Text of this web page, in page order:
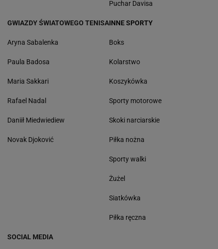
Puchar Davisa
GWIAZDY ŚWIATOWEGO TENISA
Aryna Sabalenka
Paula Badosa
Maria Sakkari
Rafael Nadal
Daniił Miedwiediew
Novak Djoković
INNE SPORTY
Boks
Kolarstwo
Koszykówka
Sporty motorowe
Skoki narciarskie
Piłka nożna
Sporty walki
Żużel
Siatkówka
Piłka ręczna
SOCIAL MEDIA